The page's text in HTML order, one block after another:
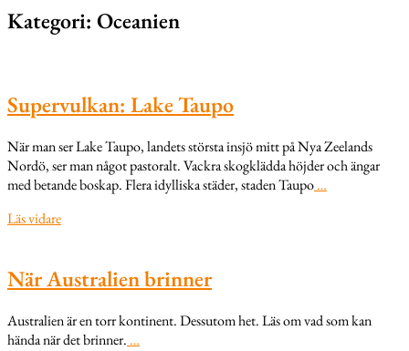
Kategori: Oceanien
Supervulkan: Lake Taupo
När man ser Lake Taupo, landets största insjö mitt på Nya Zeelands
Nordö, ser man något pastoralt. Vackra skogklädda höjder och ängar
med betande boskap. Flera idylliska städer, staden Taupo…
Läs vidare
När Australien brinner
Australien är en torr kontinent. Dessutom het. Läs om vad som kan
hända när det brinner. …